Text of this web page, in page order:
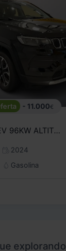
- 11.000€
EHYBRID 1.5 MHEV 96KW ALTITUDE DCT
2024
Gasolina
explorando